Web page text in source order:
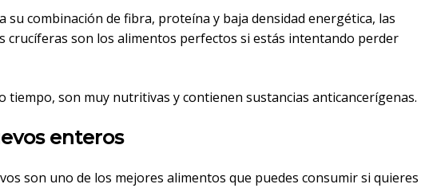
su combinación de fibra, proteína y baja densidad energética, las
crucíferas son los alimentos perfectos si estás intentando perder
tiempo, son muy nutritivas y contienen sustancias anticancerígenas.
enteros
son uno de los mejores alimentos que puedes consumir si quieres